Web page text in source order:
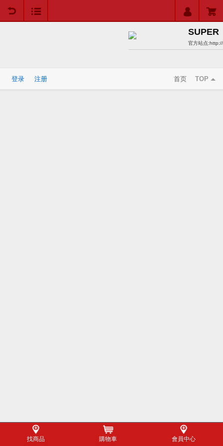
SUPER
官方站点:http://
登录 注册 首页 TOP
找商品 購物車 會員中心